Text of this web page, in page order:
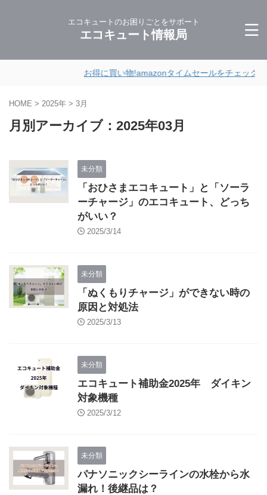
エコキュートのお困りごとをサポート
エコキュート情報局
お得に買い物!amazonタイムセールをチェック
HOME > 2025年 > 3月
月別アーカイブ：2025年03月
未分類
「おひさまエコキュート」と「ソーラ
ーチャージ」のエコキュート、どっち
がいい？
2025/3/14
未分類
「ぬくもりチャージ」ができない時の
原因と対処法
2025/3/13
未分類
エコキュート補助金2025年 ダイキン
対象機種
2025/3/12
未分類
パナソニックシーラインの水栓から水
漏れ！後継品は？